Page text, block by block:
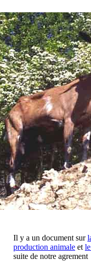
Il y a un document sur
production animale et
suite de notre agrement